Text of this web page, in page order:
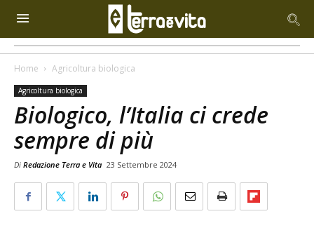
Home Agricoltura biologica
Agricoltura biologica
Biologico, l’Italia ci crede
sempre di più
Di Redazione Terra e Vita 23 Settembre 2024